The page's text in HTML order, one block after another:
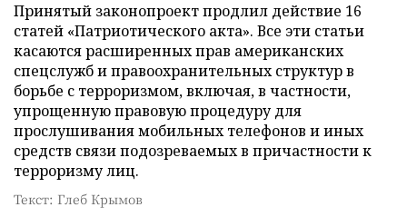
Принятый законопроект продлил действие 16
статей «Патриотического акта». Все эти статьи
касаются расширенных прав американских
спецслужб и правоохранительных структур в
борьбе с терроризмом, включая, в частности,
упрощенную правовую процедуру для
прослушивания мобильных телефонов и иных
средств связи подозреваемых в причастности к
терроризму лиц.
Текст: Глеб Крымов